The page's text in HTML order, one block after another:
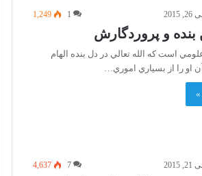
2015
1
1,249
بنده و پروردگارش
است که الله تعالي در دل بنده الهام
او را از بسياري اموري…
»
2015
7
4,637